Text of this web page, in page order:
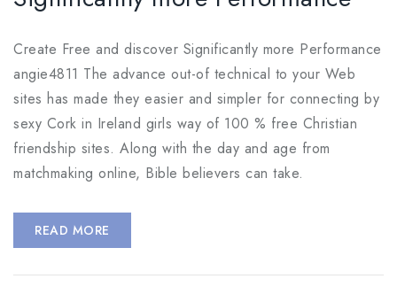
Create Free and discover Significantly more Performance
angie4811 The advance out-of technical to your Web
sites has made they easier and simpler for connecting by
sexy Cork in Ireland girls way of 100 % free Christian
friendship sites. Along with the day and age from
matchmaking online, Bible believers can take.
READ MORE